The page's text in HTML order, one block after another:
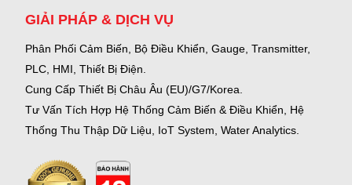
GIẢI PHÁP & DỊCH VỤ
Phân Phối Cảm Biến, Bộ Điều Khiển, Gauge, Transmitter,
PLC, HMI, Thiết Bị Điện.
Cung Cấp Thiết Bị Châu Âu (EU)/G7/Korea.
Tư Vấn Tích Hợp Hệ Thống Cảm Biến & Điều Khiển, Hệ
Thống Thu Thập Dữ Liệu, IoT System, Water Analytics.